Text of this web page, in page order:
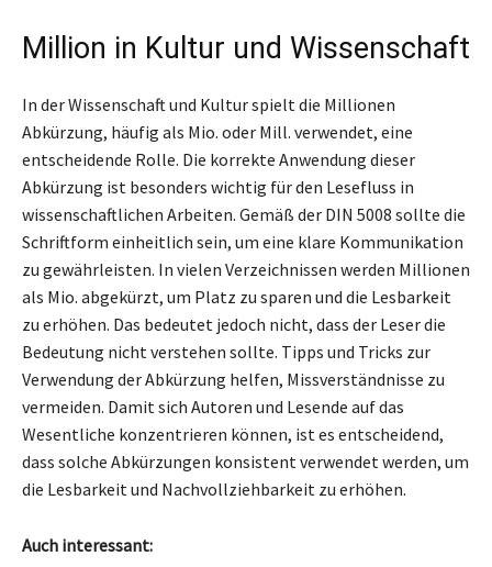
Million in Kultur und Wissenschaft
In der Wissenschaft und Kultur spielt die Millionen
Abkürzung, häufig als Mio. oder Mill. verwendet, eine
entscheidende Rolle. Die korrekte Anwendung dieser
Abkürzung ist besonders wichtig für den Lesefluss in
wissenschaftlichen Arbeiten. Gemäß der DIN 5008 sollte die
Schriftform einheitlich sein, um eine klare Kommunikation
zu gewährleisten. In vielen Verzeichnissen werden Millionen
als Mio. abgekürzt, um Platz zu sparen und die Lesbarkeit
zu erhöhen. Das bedeutet jedoch nicht, dass der Leser die
Bedeutung nicht verstehen sollte. Tipps und Tricks zur
Verwendung der Abkürzung helfen, Missverständnisse zu
vermeiden. Damit sich Autoren und Lesende auf das
Wesentliche konzentrieren können, ist es entscheidend,
dass solche Abkürzungen konsistent verwendet werden, um
die Lesbarkeit und Nachvollziehbarkeit zu erhöhen.
Auch interessant: